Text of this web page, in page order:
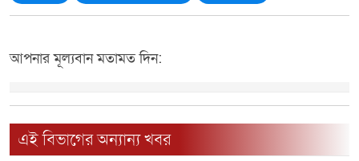
আপনার মূল্যবান মতামত দিন:
এই বিভাগের অন্যান্য খবর